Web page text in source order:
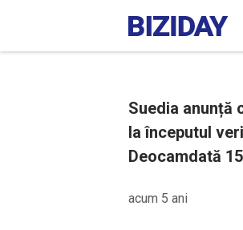
Suedia anunță
la începutul
Deocamdată
acum 5 ani